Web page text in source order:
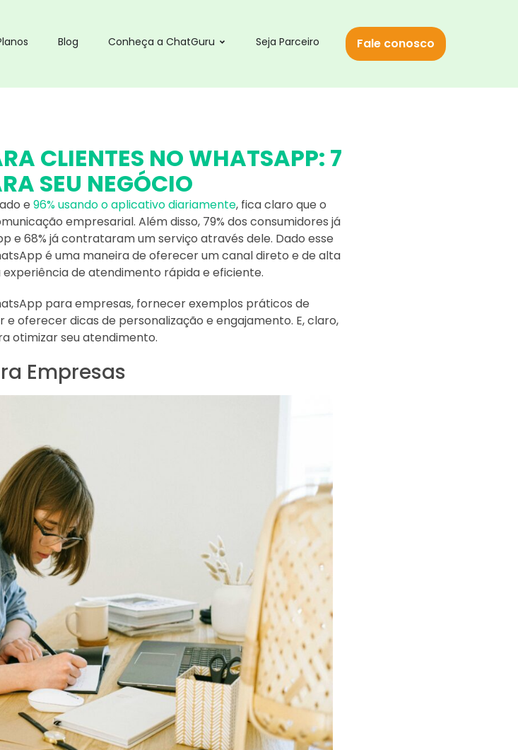
Blog Conheça a ChatGuru Seja Parceiro Fale conosco
CLIENTES NO WHATSAPP: 7
SEU NEGÓCIO
e 96% usando o aplicativo diariamente, fica claro que o
empresarial. Além disso, 79% dos consumidores já
68% já contrataram um serviço através dele. Dado esse
é uma maneira de oferecer um canal direto e de alta
de atendimento rápida e eficiente.
para empresas, fornecer exemplos práticos de
oferecer dicas de personalização e engajamento. E, claro,
otimizar seu atendimento.
Empresas